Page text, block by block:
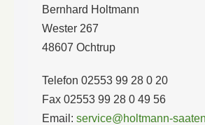
Bernhard Holtmann
Wester 267
48607 Ochtrup
Telefon 02553 99 28 0 20
Fax 02553 99 28 0 49 56
Email: service@holtmann-